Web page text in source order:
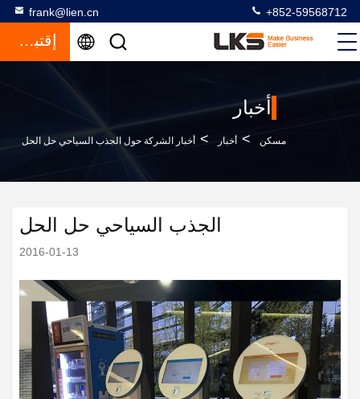
frank@lien.cn +852-59568712
إقتباس
أخبار
مسكن > أخبار > أخبار الشركة حول الجذب السياحي حل الحل
الجذب السياحي حل الحل
2016-01-13